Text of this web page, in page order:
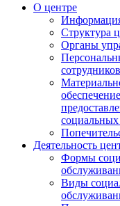
О центре
Структура
Органы
сотрудников
обеспечение
социальных
Деятельность
Формы
Виды